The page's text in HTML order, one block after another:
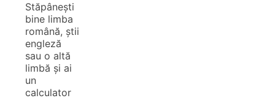
Stăpânești
bine limba
română, știi
engleză
sau o altă
limbă și ai
un
calculator